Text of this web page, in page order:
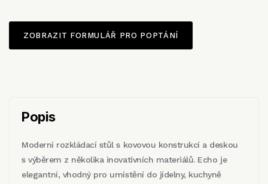
ZOBRAZIT FORMULÁŘ PRO POPTÁNÍ
Popis
Moderní rozkládací stůl s kovovou konstrukcí a deskou
s výběrem z několika inovativních materiálů. Echo je
elegantní, vhodný pro umístění do jídelny, kuchyně